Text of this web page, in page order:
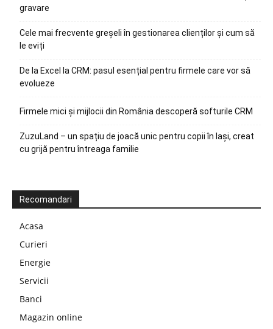
gravare
Cele mai frecvente greșeli în gestionarea clienților și cum să
le eviți
De la Excel la CRM: pasul esențial pentru firmele care vor să
evolueze
Firmele mici și mijlocii din România descoperă softurile CRM
ZuzuLand – un spațiu de joacă unic pentru copii în Iași, creat
cu grijă pentru întreaga familie
Recomandari
Acasa
Curieri
Energie
Servicii
Banci
Magazin online